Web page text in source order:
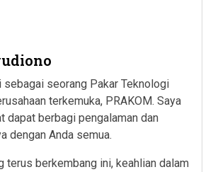
sebagai seorang Pakar Teknologi
terkemuka, PRAKOM. Saya
dapat berbagi pengalaman dan
dengan Anda semua.
terus berkembang ini, keahlian dalam